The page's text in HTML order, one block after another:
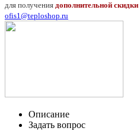
для получения дополнительной скидки
ofis1@teploshop.ru
Описание
Задать вопрос